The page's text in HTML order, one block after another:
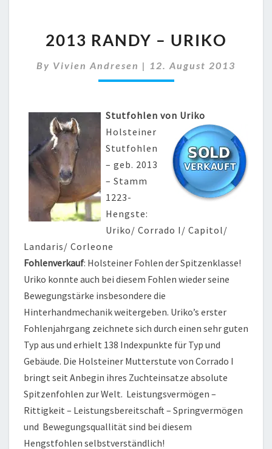
RANDY
URIKO
2013 RANDY – URIKO
By Vivien Andresen | 12. August 2013
Stutfohlen von Uriko
Holsteiner
Stutfohlen
– geb. 2013
– Stamm
1223-
Hengste:
Uriko/ Corrado I/ Capitol/
Landaris/ Corleone
Fohlenverkauf: Holsteiner Fohlen der Spitzenklasse!
Uriko konnte auch bei diesem Fohlen wieder seine
Bewegungstärke insbesondere die
Hinterhandmechanik weitergeben. Uriko’s erster
Fohlenjahrgang zeichnete sich durch einen sehr guten
Typ aus und erhielt 138 Indexpunkte für Typ und
Gebäude. Die Holsteiner Mutterstute von Corrado I
bringt seit Anbegin ihres Zuchteinsatze absolute
Spitzenfohlen zur Welt. Leistungsvermögen –
Rittigkeit – Leistungsbereitschaft – Springvermögen
und Bewegungsquallität sind bei diesem
Hengstfohlen selbstverständlich!